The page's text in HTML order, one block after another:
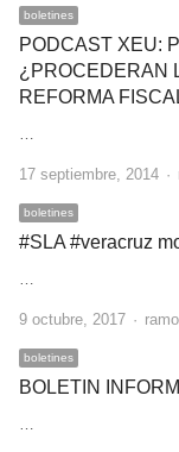
boletines
PODCAST XEU:
¿PROCEDERAN
REFORMA
17 septiembre, 2014
boletines
#SLA #veracruz
9 octubre, 2017
boletines
BOLETIN